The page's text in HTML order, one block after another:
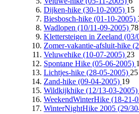
Dijken-hike (30-10-2005) 15
Biesbosch-hike (01-10-2005)
Wadlopen (10/11-09-2005) 78
Klettersteigen in Zeeland
Zomer-vakantie-afsluit-hike
Veluwehike (10-07-2005) 23
Spontane Hike (05-06-2005)
Lichtjes-hike (28-05-2005) 25
Zand-hike (09-04-2005) 19
Wildkijkhike (12/13-03-2005)
WeekendWinterHike (18-21-
WinterNightHike 2005 (29/